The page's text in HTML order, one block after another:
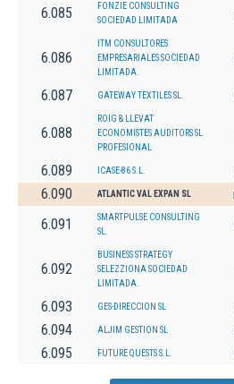
6.085
FONZIE CONSULTING
SOCIEDAD LIMITADA
6.086
ITM CONSULTORES
EMPRESARIALES SOCIEDAD
LIMITADA.
6.087 GATEWAY TEXTILES SL.
6.088
ROIG & LLEVAT
ECONOMISTES AUDITORS SL
PROFESIONAL
6.089 ICASE-86 S.L.
6.090 ATLANTIC VAL EXPAN SL
6.091
SMARTPULSE CONSULTING
SL.
6.092
BUSINESS STRATEGY
SELEZZIONA SOCIEDAD
LIMITADA.
6.093 GES-DIRECCION SL
6.094 ALJIM GESTION SL
6.095 FUTURE QUESTS S.L.